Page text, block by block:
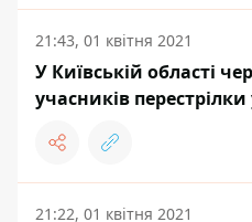
21:43, 01 квітня 2021
У Київській області
учасників
21:22, 01 квітня 2021